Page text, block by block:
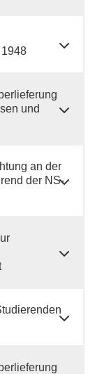
und
an der
der NS-